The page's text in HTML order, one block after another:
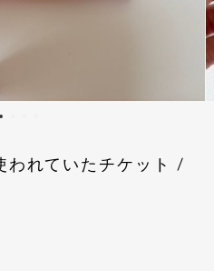
われていたチケット /